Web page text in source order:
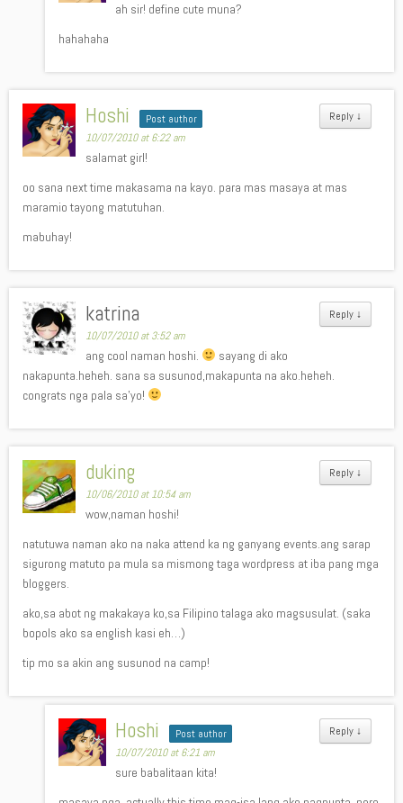
ah sir! define cute muna?
hahahaha
Reply ↓
Hoshi Post author
10/07/2010 at 6:22 am
salamat girl!
oo sana next time makasama na kayo. para mas masaya at mas
maramio tayong matutuhan.
mabuhay!
Reply ↓
katrina
10/07/2010 at 3:52 am
ang cool naman hoshi.
sayang di ako
nakapunta.heheh. sana sa susunod,makapunta na ako.heheh.
congrats nga pala sa’yo!
Reply ↓
duking
10/06/2010 at 10:54 am
wow,naman hoshi!
natutuwa naman ako na naka attend ka ng ganyang events.ang sarap
sigurong matuto pa mula sa mismong taga wordpress at iba pang mga
bloggers.
ako,sa abot ng makakaya ko,sa Filipino talaga ako magsusulat. (saka
bopols ako sa english kasi eh…)
tip mo sa akin ang susunod na camp!
Reply ↓
Hoshi Post author
10/07/2010 at 6:21 am
sure babalitaan kita!